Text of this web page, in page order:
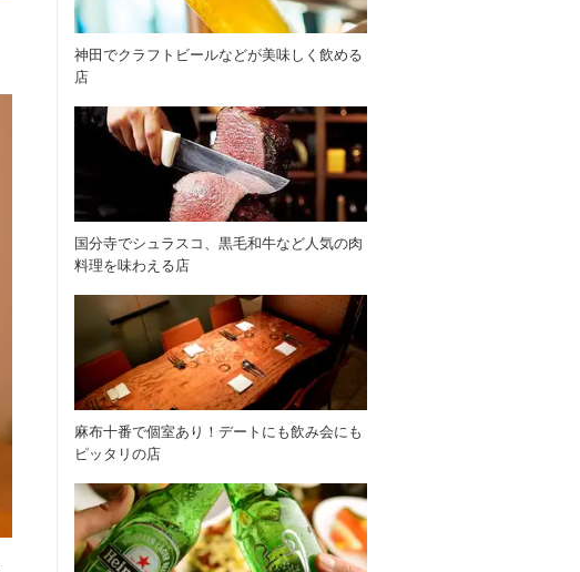
神田でクラフトビールなどが美味しく飲める
店
国分寺でシュラスコ、黒毛和牛など人気の肉
料理を味わえる店
麻布十番で個室あり！デートにも飲み会にも
ピッタリの店